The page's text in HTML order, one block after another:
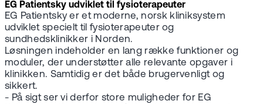
EG Patientsky udviklet til fysioterapeuter
EG Patientsky er et moderne, norsk kliniksystem
udviklet specielt til fysioterapeuter og
sundhedsklinikker i Norden.
Løsningen indeholder en lang række funktioner og
moduler, der understøtter alle relevante opgaver i
klinikken. Samtidig er det både brugervenligt og
sikkert.
- På sigt ser vi derfor store muligheder for EG